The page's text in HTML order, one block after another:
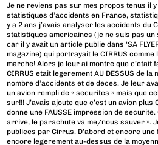
Je ne reviens pas sur mes propos tenus il
statistiques d’accidents en France,
y a 2 ans j’avais analyser les accidents du
statistiques americaines (je ne suis pas un
car il y avait un article publie dans ‘SA
magazine) qui portrayait le CIRRUS comme
marche! Alors je leur ai montre que c’etait
CIRRUS etait legerement AU DESSUS de
nombre d’accidents et de deces. Je leur
un avion rempli de « securites » mais que
sur!!! J’avais ajoute que c’est un avion plus
donne une FAUSSE impression de securite.
arrive, le parachute va me/nous sauver ».
publiees par Cirrus. D’abord et encore une
encore legerement au-dessus de la